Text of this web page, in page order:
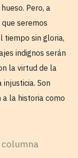
Pero, a
seremos
tiempo sin gloria,
indignos serán
la virtud de la
Son
la historia como